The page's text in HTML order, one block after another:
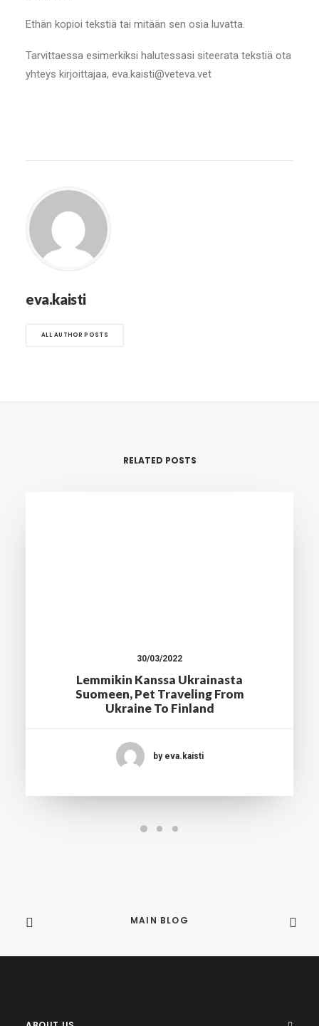
Ethän kopioi tekstiä tai mitään sen osia luvatta.
Tarvittaessa esimerkiksi halutessasi siteerata tekstiä ota
yhteys kirjoittajaa, eva.kaisti@veteva.vet
eva.kaisti
ALL AUTHOR POSTS
RELATED POSTS
30/03/2022
Lemmikin Kanssa Ukrainasta
Suomeen, Pet Traveling From
Ukraine To Finland
by eva.kaisti
MAIN BLOG